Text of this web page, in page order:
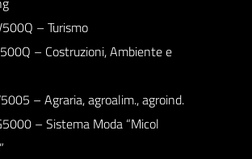
– Turismo
– Costruzioni, Ambiente e
– Agraria, agroalim., agroind.
– Sistema Moda “Micol